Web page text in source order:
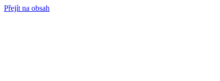
Přejít na obsah